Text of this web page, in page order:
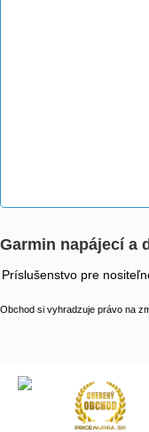
Garmin napájecí a
Príslušenstvo pre
Obchod si vyhradzuje právo na